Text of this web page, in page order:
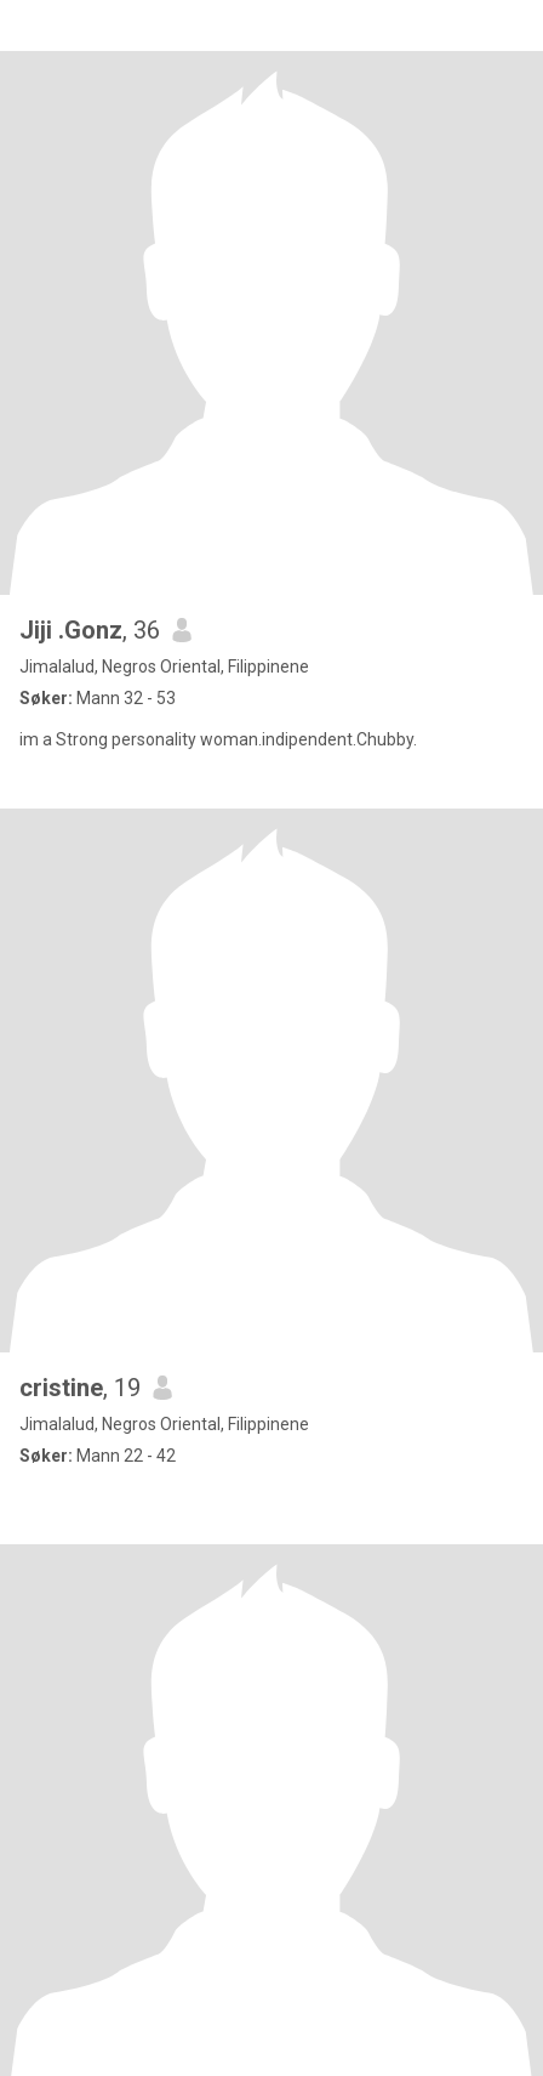
Jiji .Gonz, 36
Jimalalud, Negros Oriental, Filippinene
Søker: Mann 32 - 53
im a Strong personality woman.indipendent.Chubby.
cristine, 19
Jimalalud, Negros Oriental, Filippinene
Søker: Mann 22 - 42